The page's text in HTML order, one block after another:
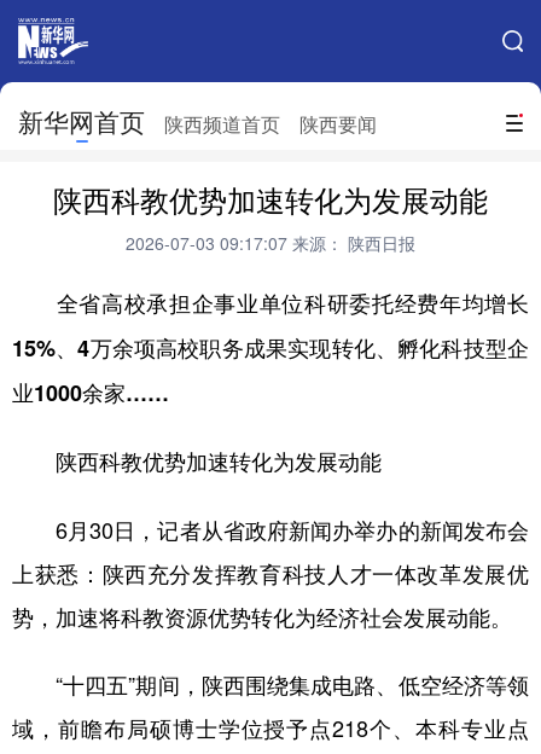
搜索
新华网首页 陕西频道首页 陕西要闻
网站地图
北京 天津 河北 山西
浙江 安徽 福建 江西
四川 贵州 云南
陕西 甘肃 青海 宁夏
新疆 内蒙古 黑龙江
陕西科教优势加速转化为发展动能
2026-07-03 09:17:07 来源： 陕西日报
全省高校承担企事业单位科研委托经费年均增长
15%、4万余项高校职务成果实现转化、孵化科技型企
业1000余家……
陕西科教优势加速转化为发展动能
6月30日，记者从省政府新闻办举办的新闻发布会
上获悉：陕西充分发挥教育科技人才一体改革发展优
势，加速将科教资源优势转化为经济社会发展动能。
“十四五”期间，陕西围绕集成电路、低空经济等领
域，前瞻布局硕博士学位授予点218个、本科专业点